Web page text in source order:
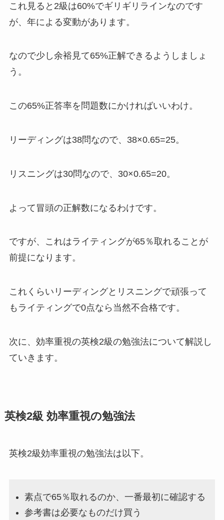
これ見ると2級は60%でギリギリラインなのです
が、年による変動があります。
なので少し余裕見て65%正解できるようしましょ
う。
この65%正答率を問題数にかければいいわけ。
リーディングは38問なので、38×0.65=25。
リスニングは30問なので、30×0.65=20。
よって冒頭の正解数になるわけです。
ですが、これはライティングが65％取れることが
前提になります。
これくらいリーディングとリスニングで頑張って
もライティングで0点なら当然不合格です。
次に、効率重視の英検2級の勉強法について解説し
ていきます。
英検2級 効率重視の勉強法
英検2級効率重視の勉強法は以下。
素点で65％取れるのか、一番最初に確認する
参考書は必要なものだけ買う